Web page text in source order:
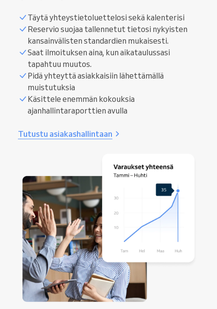
Täytä yhteystietoluettelosi sekä kalenterisi
Reservio suojaa tallennetut tietosi nykyisten
kansainvälisten standardien mukaisesti.
Saat ilmoituksen aina, kun aikataulussasi
tapahtuu muutos.
Pidä yhteyttä asiakkaisiin lähettämällä
muistutuksia
Käsittele enemmän kokouksia
ajanhallintaraporttien avulla
Tutustu asiakashallintaan